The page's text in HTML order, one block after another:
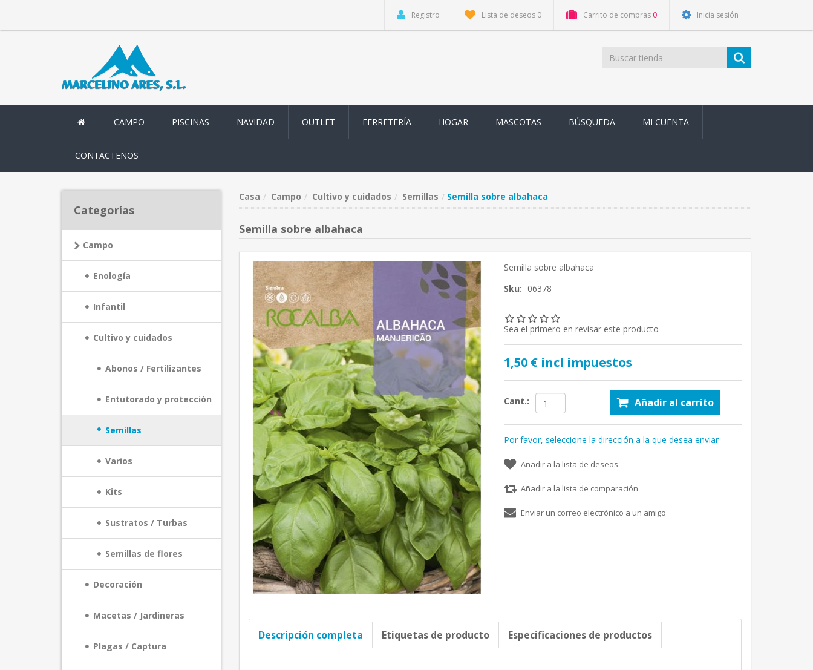
Registro Lista de deseos 0 Carrito de compras 0 Inicia sesión
CAMPO PISCINAS NAVIDAD OUTLET FERRETERÍA HOGAR MASCOTAS BÚSQUEDA MI CUENTA
CONTACTENOS
Casa Campo Cultivo y cuidados Semillas Semilla sobre albahaca
Semilla sobre albahaca
Semilla sobre albahaca
Sku: 06378
Sea el primero en revisar este producto
1,50 € incl impuestos
Cant.: Añadir al carrito
Por favor, seleccione la dirección a la que desea enviar
Añadir a la lista de deseos
Añadir a la lista de comparación
Enviar un correo electrónico a un amigo
Descripción completa Etiquetas de producto Especificaciones de productos
Categorías
Campo
Enología
Infantil
Cultivo y cuidados
Abonos / Fertilizantes
Entutorado y protección
Semillas
Varios
Kits
Sustratos / Turbas
Semillas de flores
Decoración
Macetas / Jardineras
Plagas / Captura